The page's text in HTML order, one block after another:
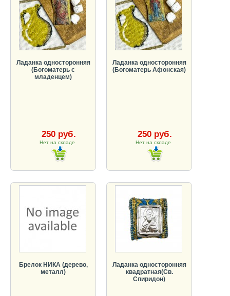
Ладанка односторонняя
(Богоматерь с
младенцем)
250 руб.
Нет на складе
Ладанка односторонняя
(Богоматерь Афонская)
250 руб.
Нет на складе
Брелок НИКА (дерево,
металл)
Ладанка односторонняя
квадратная(Св.
Спиридон)